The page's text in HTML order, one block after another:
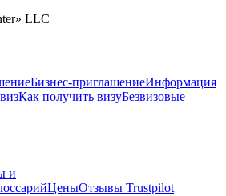
LLC
Бизнес-приглашениеИнформация
Как получить визуБезвизовые
и
ЦеныОтзывы Trustpilot